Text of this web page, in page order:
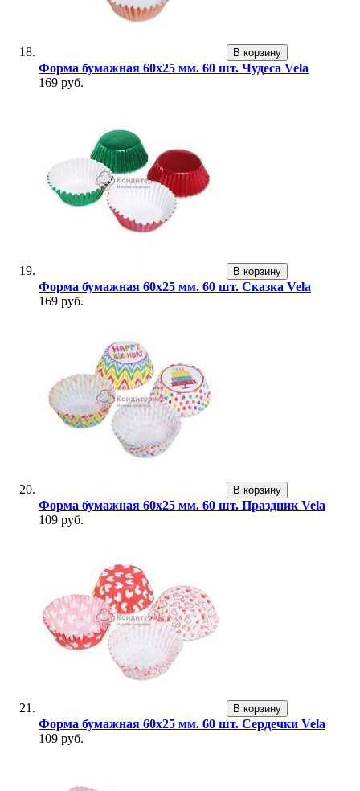
В корзину
Форма бумажная 60х25 мм. 60 шт. Чудеса Vela
169 руб.
В корзину
Форма бумажная 60х25 мм. 60 шт. Сказка Vela
169 руб.
В корзину
Форма бумажная 60х25 мм. 60 шт. Праздник Vela
109 руб.
В корзину
Форма бумажная 60х25 мм. 60 шт. Сердечки Vela
109 руб.